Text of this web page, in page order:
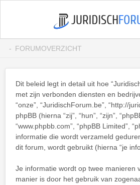
FORUMOVERZICHT
Dit beleid legt in detail uit hoe
met zijn verbonden diensten en
“onze”, “JuridischForum.be”, “http://
phpBB (hierna “zij”, “hun”, “zijn”,
“www.phpbb.com”, “phpBB Limited”,
informatie die wordt verzameld
dit forum, wordt gebruikt (hierna “je
Je informatie wordt op twee manieren
manier is door het gebruik van